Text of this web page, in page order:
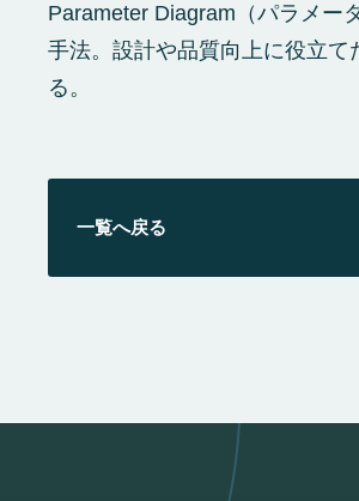
Parameter Diagram（パラメー
手法。設計や品質向上に役立
る。
一覧へ戻る